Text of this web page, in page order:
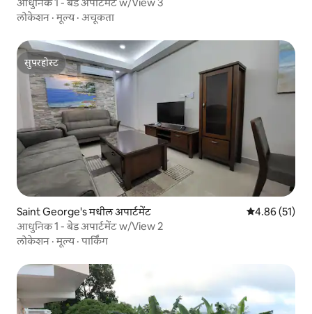
आधुनिक 1 - बेड अपार्टमेंट w/View 3
लोकेशन ·मूल्य· अचूकता
सुपरहोस्ट
सुपरहोस्ट
Saint George's मधील अपार्टमेंट 5 पैकी 4.86
4.86 (51)
आधुनिक 1 - बेड अपार्टमेंट w/View 2
लोकेशन ·मूल्य·पार्किंग